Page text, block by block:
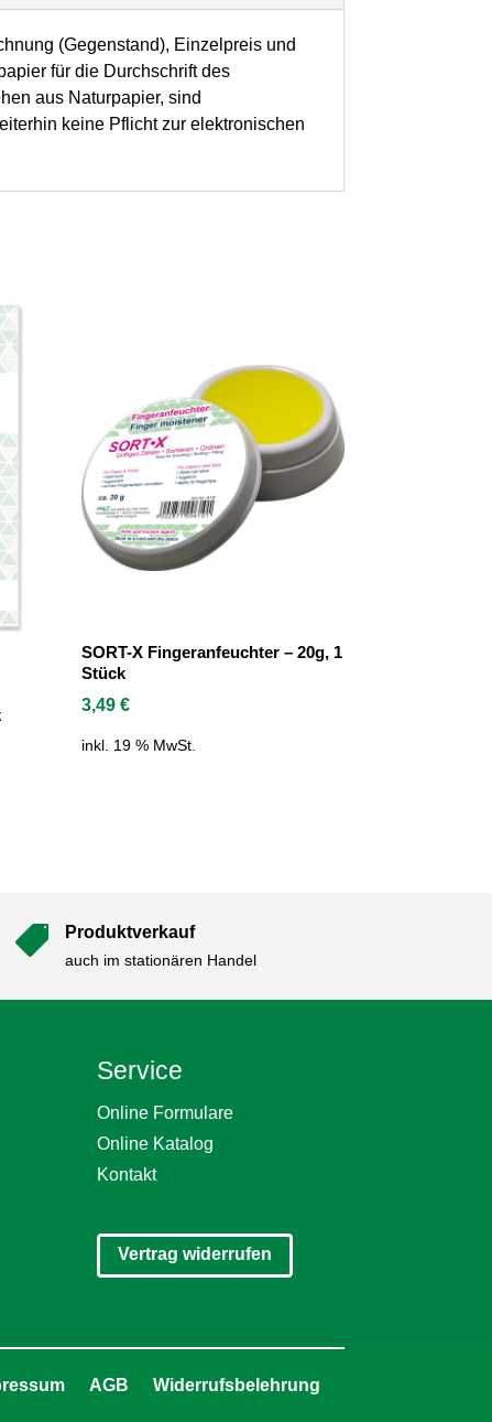
(Gegenstand), Einzelpreis und
für die Durchschrift des
aus Naturpapier, sind
keine Pflicht zur elektronischen
SORT-X Fingeranfeuchter – 20g, 1
Stück
3,49€
inkl. 19 % MwSt.
 Produktverkauf
auch im stationären Handel
Service
Online Formulare
Online Katalog
Kontakt
Vertrag widerrufen
AGB Widerrufsbelehrung